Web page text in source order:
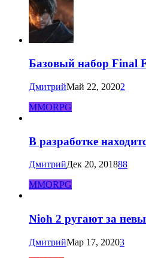
Базовый набор Final
ДмитрийМай 22, 20202
MMORPG
В разработке
ДмитрийДек 20, 201888
MMORPG
Nioh 2 ругают за
ДмитрийМар 17, 20203